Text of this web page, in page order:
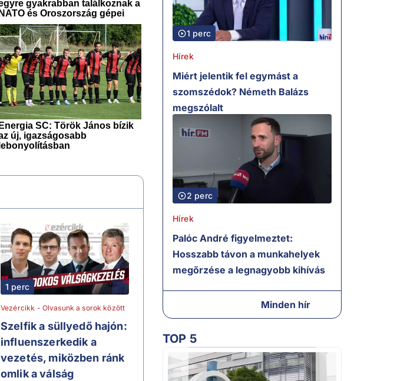
1 perc
Vezércikk - Olvasunk a sorok között
Szelfik a süllyedő hajón:
influenszerkedik a
vezetés, miközben ránk
omlik a válság
1 perc
Hírek
Miért jelentik fel egymást a
szomszédok? Németh Balázs
megszólalt
2 perc
Hírek
Palóc André figyelmeztet:
Hosszabb távon a munkahelyek
megőrzése a legnagyobb kihívás
Minden hír
TOP 5